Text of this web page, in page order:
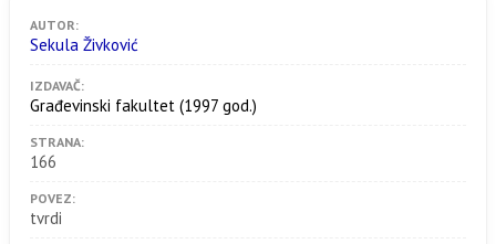
AUTOR:
Sekula Živković
IZDAVAČ:
Građevinski fakultet (1997 god.)
STRANA:
166
POVEZ:
tvrdi